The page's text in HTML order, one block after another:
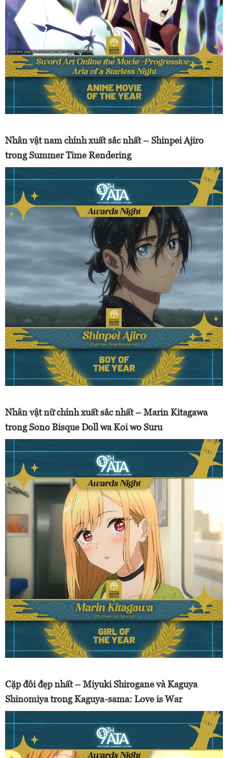
Nhân vật nam chính xuất sắc nhất – Shinpei Ajiro
trong Summer Time Rendering
Nhân vật nữ chính xuất sắc nhất – Marin Kitagawa
trong Sono Bisque Doll wa Koi wo Suru
Cặp đôi đẹp nhất – Miyuki Shirogane và Kaguya
Shinomiya trong Kaguya-sama: Love is War